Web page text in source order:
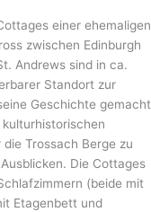
einer ehemaligen
zwischen Edinburgh
Andrews sind in ca.
Standort zur
Geschichte gemacht
Trossach Berge zu
Die Cottages
(beide mit
Etagenbett und